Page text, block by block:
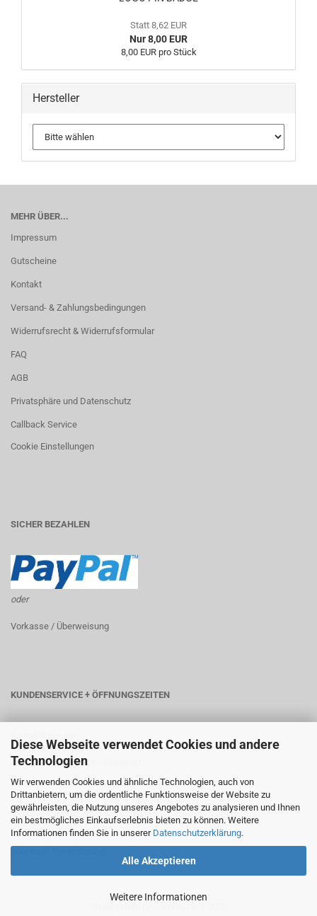
Diese Webseite verwendet Cookies und andere
Technologien
Wir verwenden Cookies und ähnliche Technologien, auch von
Drittanbietern, um die ordentliche Funktionsweise der Website zu
gewährleisten, die Nutzung unseres Angebotes zu analysieren und Ihnen
ein bestmögliches Einkaufserlebnis bieten zu können. Weitere
Informationen finden Sie in unserer Datenschutzerklärung.
Alle Akzeptieren
Weitere Informationen
Statt 8,62 EUR
Nur 8,00 EUR
8,00 EUR pro Stück
Hersteller
MEHR ÜBER...
Impressum
Gutscheine
Kontakt
Versand- & Zahlungsbedingungen
Widerrufsrecht & Widerrufsformular
FAQ
AGB
Privatsphäre und Datenschutz
Callback Service
Cookie Einstellungen
SICHER BEZAHLEN
oder
Vorkasse / Überweisung
KUNDENSERVICE + ÖFFNUNGSZEITEN
Telefon: +49 (0) 6181 - 18909-00
Telefax: +49 (0) 6181 - 18909-29
Montag - Freitag: 10:00 - 18:00
Samstag: 10:00 - 14:00